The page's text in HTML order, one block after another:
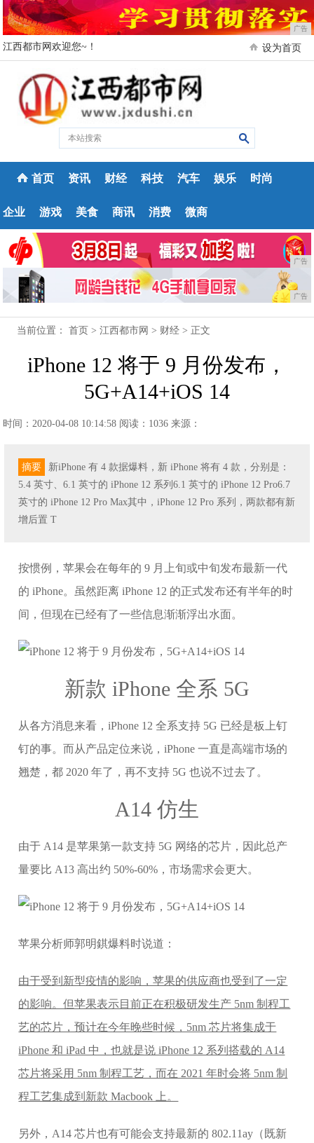
广告
江西都市网欢迎您~！ 设为首页
首页 资讯 财经 科技 汽车 娱乐 时尚
企业 游戏 美食 商讯 消费 微商
广告
广告
当前位置：首页 >江西都市网 > 财经 > 正文
iPhone 12 将于 9 月份发布，
5G+A14+iOS 14
时间：2020-04-08 10:14:58 阅读：1036 来源：
摘要
新iPhone 有 4 款据爆料，新 iPhone 将有 4 款，分别是：
5.4 英寸、6.1 英寸的 iPhone 12 系列6.1 英寸的 iPhone 12 Pro6.7
英寸的 iPhone 12 Pro Max其中，iPhone 12 Pro 系列，两款都有新
增后置 T
按惯例，苹果会在每年的 9 月上旬或中旬发布最新一代
的 iPhone。虽然距离 iPhone 12 的正式发布还有半年的时
间，但现在已经有了一些信息渐渐浮出水面。
新款 iPhone 全系 5G
从各方消息来看，iPhone 12 全系支持 5G 已经是板上钉
钉的事。而从产品定位来说，iPhone 一直是高端市场的
翘楚，都 2020 年了，再不支持 5G 也说不过去了。
A14 仿生
由于 A14 是苹果第一款支持 5G 网络的芯片，因此总产
量要比 A13 高出约 50%-60%，市场需求会更大。
苹果分析师郭明錤爆料时说道：
由于受到新型疫情的影响，苹果的供应商也受到了一定
的影响。但苹果表示目前正在积极研发生产 5nm 制程工
艺的芯片，预计在今年晚些时候，5nm 芯片将集成于
iPhone 和 iPad 中，也就是说 iPhone 12 系列搭载的 A14
芯片将采用 5nm 制程工艺，而在 2021 年时会将 5nm 制
程工艺集成到新款 Macbook 上。
另外，A14 芯片也有可能会支持最新的 802.11ay（既新